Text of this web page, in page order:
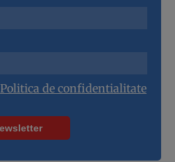
Politica de confidentialitate